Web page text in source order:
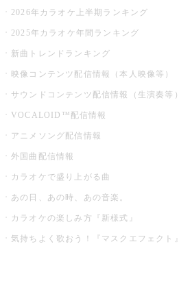
2026年カラオケ上半期ランキング
2025年カラオケ年間ランキング
新曲トレンドランキング
映像コンテンツ配信情報（本人映像等）
サウンドコンテンツ配信情報（生演奏等）
VOCALOID™配信情報
アニメソング配信情報
外国曲配信情報
カラオケで盛り上がる曲
あの日、あの時、あの音楽。
カラオケの楽しみ方『新様式』
気持ちよく歌おう！『マスクエフェクト』